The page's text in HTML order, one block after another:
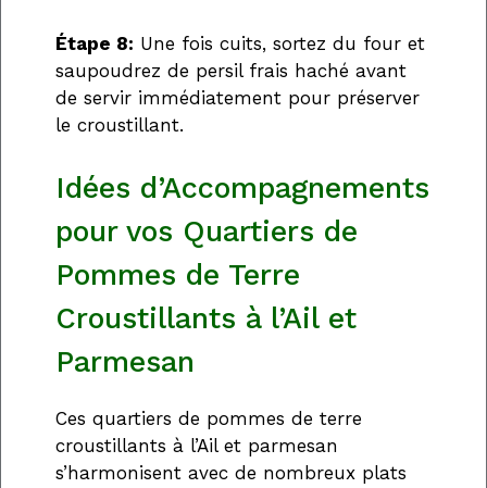
Étape 8: Une fois cuits, sortez du four et
saupoudrez de persil frais haché avant
de servir immédiatement pour préserver
le croustillant.
Idées d’Accompagnements
pour vos Quartiers de
Pommes de Terre
Croustillants à l’Ail et
Parmesan
Ces quartiers de pommes de terre
croustillants à l’Ail et parmesan
s’harmonisent avec de nombreux plats